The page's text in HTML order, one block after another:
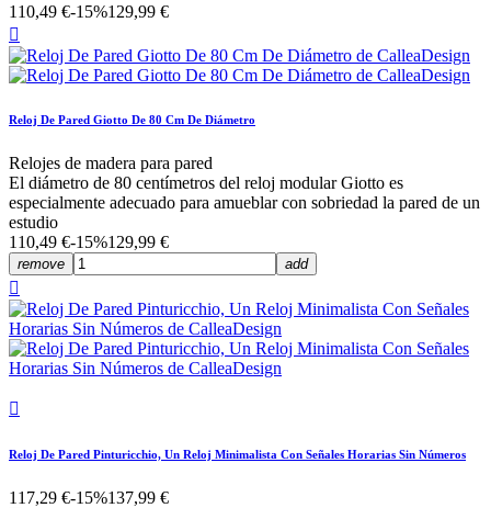
110,49 €-15%129,99 €

Reloj De Pared Giotto De 80 Cm De Diámetro
Relojes de madera para pared
El diámetro de 80 centímetros del reloj modular Giotto es
especialmente adecuado para amueblar con sobriedad la pared de un
estudio
110,49 €-15%129,99 €
remove add


Reloj De Pared Pinturicchio, Un Reloj Minimalista Con Señales Horarias Sin Números
117,29 €-15%137,99 €